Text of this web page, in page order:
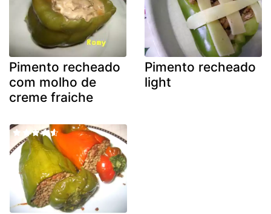
Pimento recheado
com molho de
creme fraiche
Pimento recheado
light